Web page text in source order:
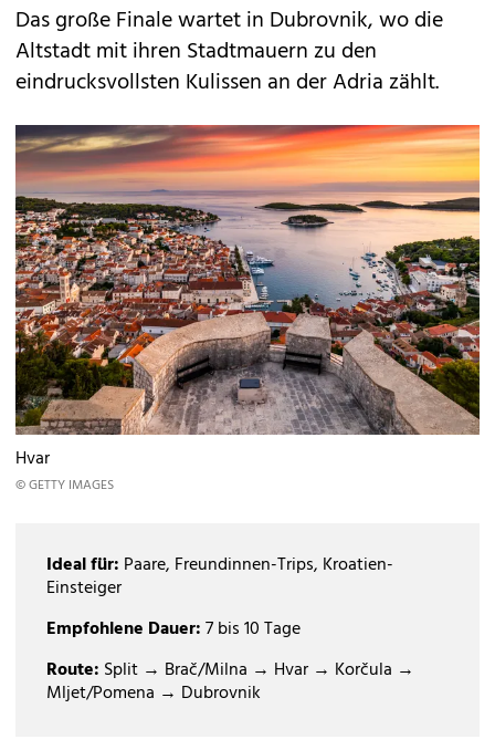
Das große Finale wartet in Dubrovnik, wo die
Altstadt mit ihren Stadtmauern zu den
eindrucksvollsten Kulissen an der Adria zählt.
Hvar
© GETTY IMAGES
Ideal für: Paare, Freundinnen-Trips, Kroatien-
Einsteiger
Empfohlene Dauer:7 bis 10 Tage
Route: Split → Brač/Milna → Hvar → Korčula →
Mljet/Pomena → Dubrovnik